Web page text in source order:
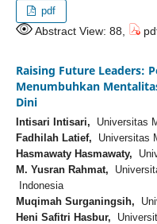
pdf
Abstract View: 88,
Raising Future Leaders:
Menumbuhkan
Dini
Intisari Intisari, Universitas
Fadhilah Latief, Universitas
Hasmawaty Hasmawaty,
M. Yusran Rahmat,
Indonesia
Muqimah Surganingsih,
Heni Safitri Hasbur,